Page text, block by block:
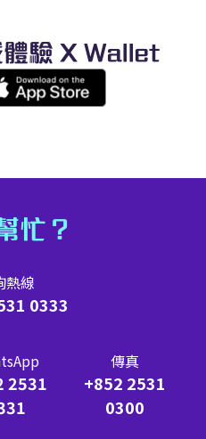
驗 X Wallet
忙？
熱線
0333
2531
傳真
+852 2531
0300